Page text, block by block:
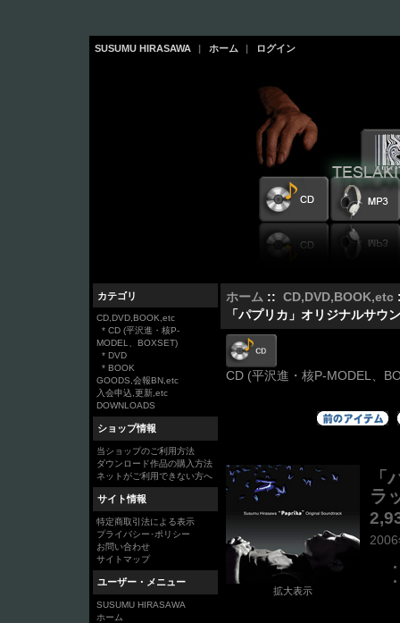
SUSUMU HIRASAWA | ホーム | ログイン
カテゴリ
CD,DVD,BOOK,etc
* CD (平沢進・核P-
MODEL、BOXSET)
* DVD
* BOOK
GOODS,会報BN,etc
入会申込,更新,etc
DOWNLOADS
ショップ情報
当ショップのご利用方法
ダウンロード作品の購入方法
ネットがご利用できない方へ
サイト情報
特定商取引法による表示
プライバシー･ポリシー
お問い合わせ
サイトマップ
ユーザー・メニュー
SUSUMU HIRASAWA
ホーム
ホーム :: CD,DVD,BOOK,etc
「パプリカ」オリジナルサウ
CD (平沢進・核P-MODEL、
拡大表示
「
ラ